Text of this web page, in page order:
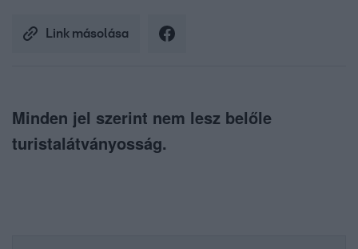
Link másolása
Minden jel szerint nem lesz belőle
turistalátványosság.